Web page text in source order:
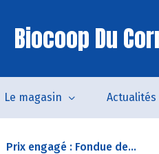
Biocoop Du
Le magasin Actualités
Prix engagé : Fondue de...